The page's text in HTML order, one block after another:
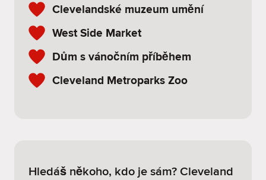
Clevelandské muzeum umění
West Side Market
Dům s vánočním příběhem
Cleveland Metroparks Zoo
Hledáš někoho, kdo je sám? Cleveland